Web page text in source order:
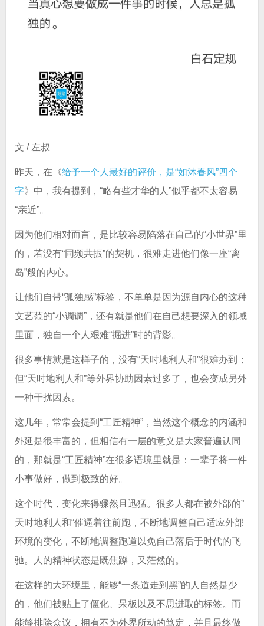
文 / 左叔
昨天，在《给予一个人最好的评价，是“如沐春风”四个
字》中，我有提到，“略有些才华的人”似乎都不太容易
“亲近”。
因为他们相对而言，是比较容易陷落在自己的“小世界”里
的，若没有“同频共振”的契机，很难走进他们像一座“离
岛”般的内心。
让他们自带“孤独感”标签，不单单是因为源自内心的这种
文艺范的“小调调”，还有就是他们在自己想要深入的领域
里面，独自一个人艰难“掘进”时的背影。
很多事情就是这样子的，没有“天时地利人和”很难办到；
但“天时地利人和”等外界协助因素过多了，也会变成另外
一种干扰因素。
这几年，常常会提到“工匠精神”，当然这个概念的内涵和
外延是很丰富的，但相信有一层的意义是大家普遍认同
的，那就是“工匠精神”在很多语境里就是：一辈子将一件
小事做好，做到极致的好。
这个时代，变化来得骤然且迅猛。很多人都在被外部的”
天时地利人和“催逼着往前跑，不断地调整自己适应外部
环境的变化，不断地调整跑道以免自己落后于时代的飞
驰。人的精神状态是既焦躁，又茫然的。
在这样的大环境里，能够“一条道走到黑”的人自然是少
的，他们被贴上了僵化、呆板以及不思进取的标签。而
能够排除众议，拥有不为外界所动的笃定，并且最终做